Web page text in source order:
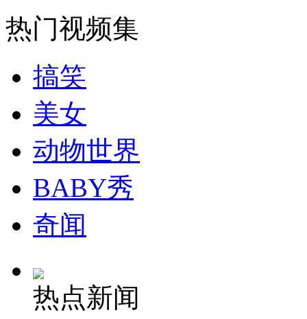
外交部：反对强权政治霸凌主义
外交部：有关国家言论片面不公正
安徽一实载49人客车翻车
走！跟着总书记去植树
热门视频集
搞笑
美女
动物世界
BABY秀
奇闻
热点新闻